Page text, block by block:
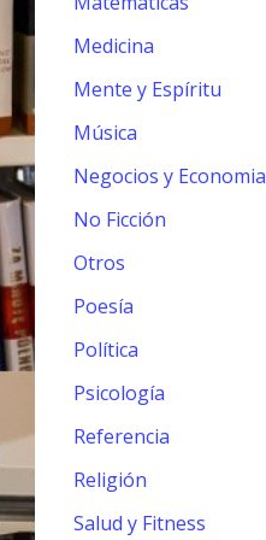
Medicina
Mente y Espíritu
Música
Negocios y Economia
No Ficción
Otros
Poesía
Política
Psicología
Referencia
Religión
Salud y Fitness